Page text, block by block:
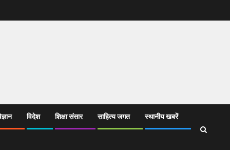
विदेश शिक्षा संसार साहित्य जगत स्थानीय खबरें